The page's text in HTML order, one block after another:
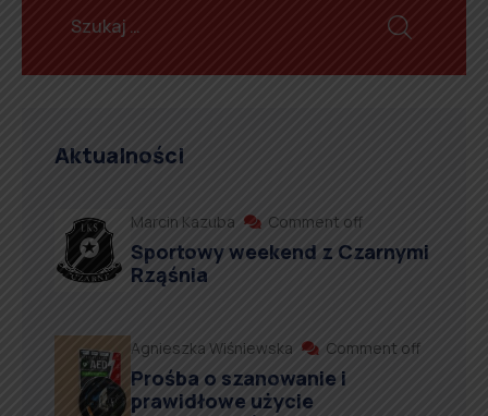
Aktualności
Marcin Kazuba Comment off
Sportowy weekend z Czarnymi
Rząśnia
Agnieszka Wiśniewska Comment off
Prośba o szanowanie i
prawidłowe użycie